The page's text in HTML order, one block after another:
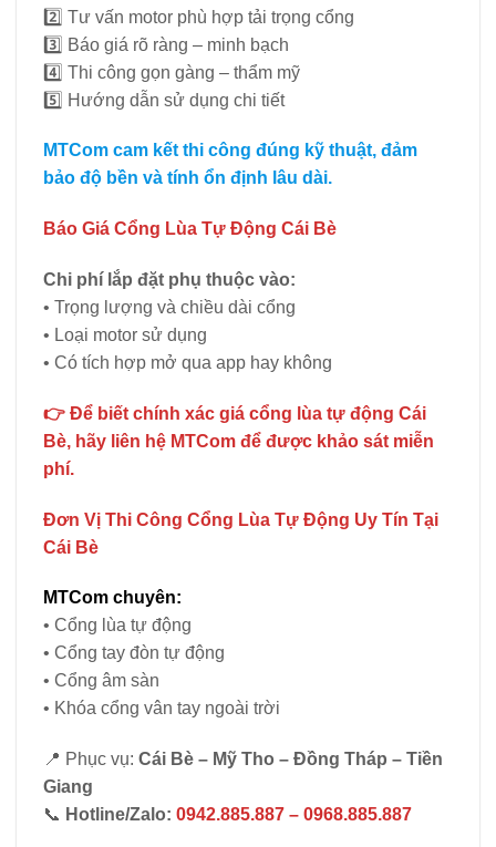
2️⃣ Tư vấn motor phù hợp tải trọng cổng
3️⃣ Báo giá rõ ràng – minh bạch
4️⃣ Thi công gọn gàng – thẩm mỹ
5️⃣ Hướng dẫn sử dụng chi tiết
MTCom cam kết thi công đúng kỹ thuật, đảm
bảo độ bền và tính ổn định lâu dài.
Báo Giá Cổng Lùa Tự Động Cái Bè
Chi phí lắp đặt phụ thuộc vào:
• Trọng lượng và chiều dài cổng
• Loại motor sử dụng
• Có tích hợp mở qua app hay không
👉 Để biết chính xác giá cổng lùa tự động Cái
Bè, hãy liên hệ MTCom để được khảo sát miễn
phí.
Đơn Vị Thi Công Cổng Lùa Tự Động Uy Tín Tại
Cái Bè
MTCom chuyên:
• Cổng lùa tự động
• Cổng tay đòn tự động
• Cổng âm sàn
• Khóa cổng vân tay ngoài trời
📍 Phục vụ: Cái Bè – Mỹ Tho – Đồng Tháp – Tiền
Giang
📞 Hotline/Zalo: 0942.885.887 – 0968.885.887